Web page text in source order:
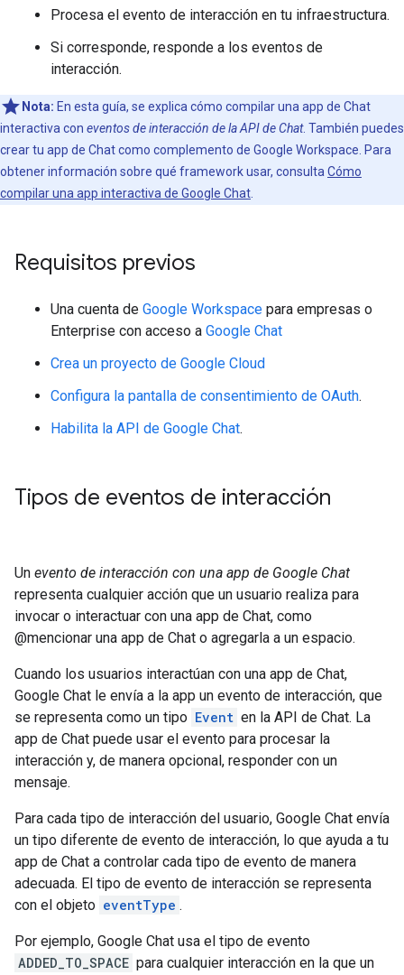
Procesa el evento de interacción en tu infraestructura.
Si corresponde, responde a los eventos de
interacción.
Nota: En esta guía, se explica cómo compilar una app de Chat
interactiva con eventos de interacción de la API de Chat. También puedes
crear tu app de Chat como complemento de Google Workspace. Para
obtener información sobre qué framework usar, consulta Cómo
compilar una app interactiva de Google Chat
Requisitos previos
Una cuenta de Google Workspace para empresas o
Enterprise con acceso a Google Chat
Crea un proyecto de Google Cloud
Configura la pantalla de consentimiento de OAuth.
Habilita la API de Google Chat.
Tipos de eventos de interacción
Un evento de interacción con una app de Google Chat
representa cualquier acción que un usuario realiza para
invocar o interactuar con una app de Chat, como
@mencionar una app de Chat o agregarla a un espacio.
Cuando los usuarios interactúan con una app de Chat,
Google Chat le envía a la app un evento de interacción, que
se representa como un tipo Event en la API de Chat. La
app de Chat puede usar el evento para procesar la
interacción y, de manera opcional, responder con un
mensaje.
Para cada tipo de interacción del usuario, Google Chat envía
un tipo diferente de evento de interacción, lo que ayuda a tu
app de Chat a controlar cada tipo de evento de manera
adecuada. El tipo de evento de interacción se representa
con el objeto eventType .
Por ejemplo, Google Chat usa el tipo de evento
ADDED_TO_SPACE para cualquier interacción en la que un